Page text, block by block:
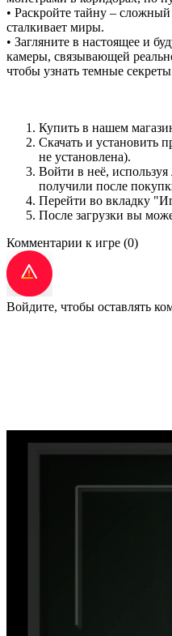
• Раскройте тайну –
сталкивает миры.
• Загляните в настоящее и
камеры, связывающей
чтобы узнать темные секреты
Купить в нашем
Скачать и установить
не установлена).
Войти в неё,
получили после
Перейти во вкладку
После загрузки вы
Комментарии к игре (0)
Войдите, чтобы оставлять